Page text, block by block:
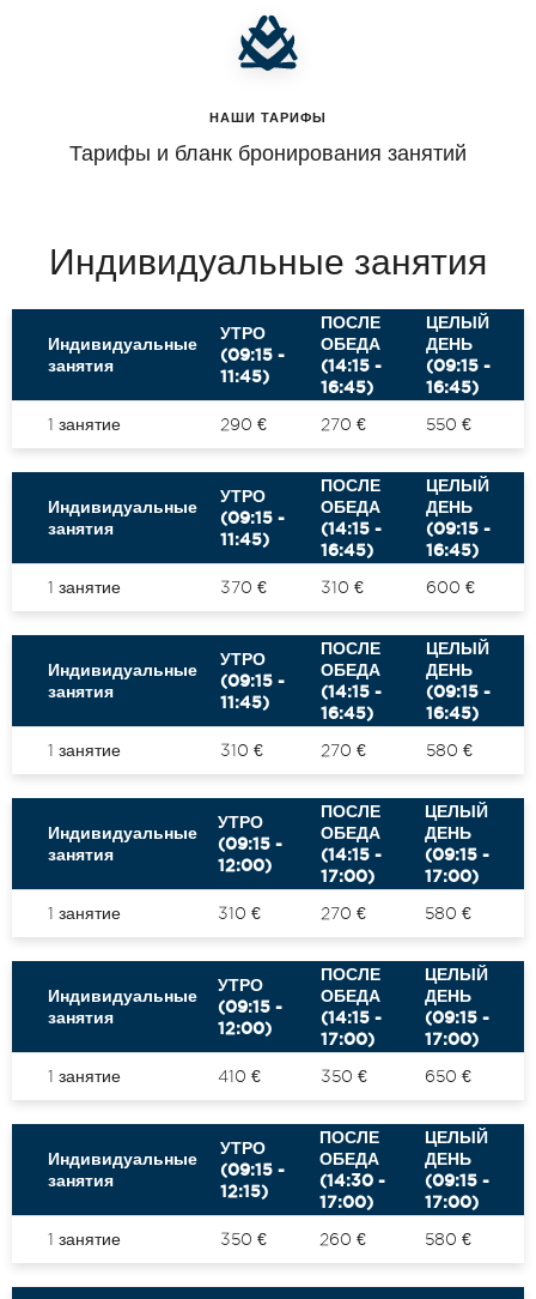
НАШИ ТАРИФЫ
Тарифы и бланк бронирования занятий
Индивидуальные занятия
Индивидуальные
занятия
УТРО
(09:15 -
11:45)
ПОСЛЕ
ОБЕДА
(14:15 -
16:45)
ЦЕЛЫЙ
ДЕНЬ
(09:15 -
16:45)
1 занятие
290 € 270 € 550 €
Индивидуальные
занятия
УТРО
(09:15 -
11:45)
ПОСЛЕ
ОБЕДА
(14:15 -
16:45)
ЦЕЛЫЙ
ДЕНЬ
(09:15 -
16:45)
1 занятие
370 € 310 € 600 €
Индивидуальные
занятия
УТРО
(09:15 -
11:45)
ПОСЛЕ
ОБЕДА
(14:15 -
16:45)
ЦЕЛЫЙ
ДЕНЬ
(09:15 -
16:45)
1 занятие
310 € 270 € 580 €
Индивидуальные
занятия
УТРО
(09:15 -
12:00)
ПОСЛЕ
ОБЕДА
(14:15 -
17:00)
ЦЕЛЫЙ
ДЕНЬ
(09:15 -
17:00)
1 занятие
310 € 270 € 580 €
Индивидуальные
занятия
УТРО
(09:15 -
12:00)
ПОСЛЕ
ОБЕДА
(14:15 -
17:00)
ЦЕЛЫЙ
ДЕНЬ
(09:15 -
17:00)
1 занятие
410 € 350 € 650 €
Индивидуальные
занятия
УТРО
(09:15 -
12:15)
ПОСЛЕ
ОБЕДА
(14:30 -
17:00)
ЦЕЛЫЙ
ДЕНЬ
(09:15 -
17:00)
1 занятие
350 € 260 € 580 €